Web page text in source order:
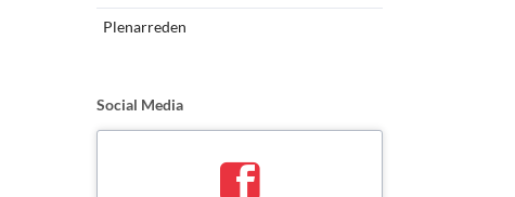
Plenarreden
Social Media
Neues auf Facebook